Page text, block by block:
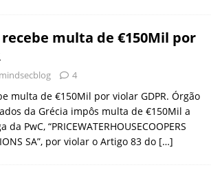
recebe multa de €150Mil por
mindsecblog 4
multa de €150Mil por violar GDPR. Órgão
da Grécia impôs multa de €150Mil a
PwC, “PRICEWATERHOUSECOOPERS
SA”, por violar o Artigo 83 do […]